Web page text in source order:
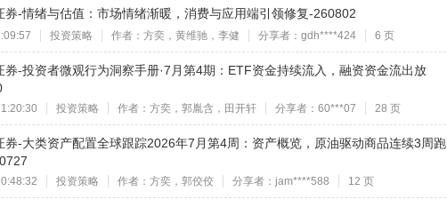
券-情绪与估值：市场情绪渐暖，消费与应用端引领修复-260802
投资策略 作者：方奕，黄维驰，李健 分享者：gdh****424 6 页
券-投资者微观行为洞察手册·7月第4期：ETF资金持续流入，融资资金流出放
投资策略 作者：方奕，郭胤含，田开轩 分享者：60***07 28 页
券-大类资产配置全球跟踪2026年7月第4周：资产概览，原油驱动商品连续3周跑
投资策略 作者：方奕，郭佼佼 分享者：jam****588 12 页